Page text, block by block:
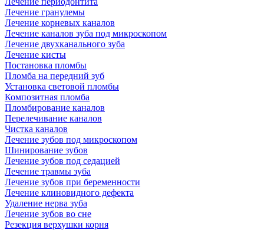
Лечение гранулемы
Лечение корневых каналов
Лечение каналов зуба под микроскопом
Лечение двухканального зуба
Лечение кисты
Постановка пломбы
Пломба на передний зуб
Установка световой пломбы
Композитная пломба
Пломбирование каналов
Перелечивание каналов
Чистка каналов
Лечение зубов под микроскопом
Шинирование зубов
Лечение зубов под седацией
Лечение травмы зуба
Лечение зубов при беременности
Лечение клиновидного дефекта
Удаление нерва зуба
Лечение зубов во сне
Резекция верхушки корня